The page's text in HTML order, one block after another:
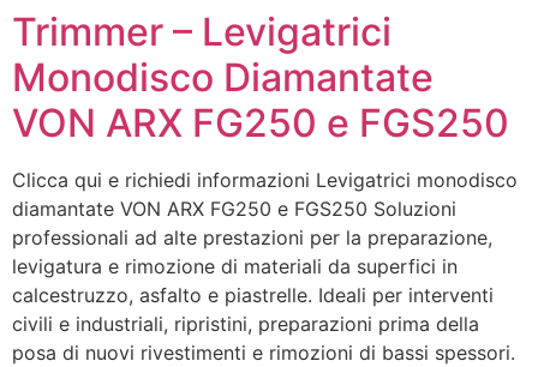
Trimmer – Levigatrici
Monodisco Diamantate
VON ARX FG250 e FGS250
Clicca qui e richiedi informazioni Levigatrici monodisco
diamantate VON ARX FG250 e FGS250 Soluzioni
professionali ad alte prestazioni per la preparazione,
levigatura e rimozione di materiali da superfici in
calcestruzzo, asfalto e piastrelle. Ideali per interventi
civili e industriali, ripristini, preparazioni prima della
posa di nuovi rivestimenti e rimozioni di bassi spessori.